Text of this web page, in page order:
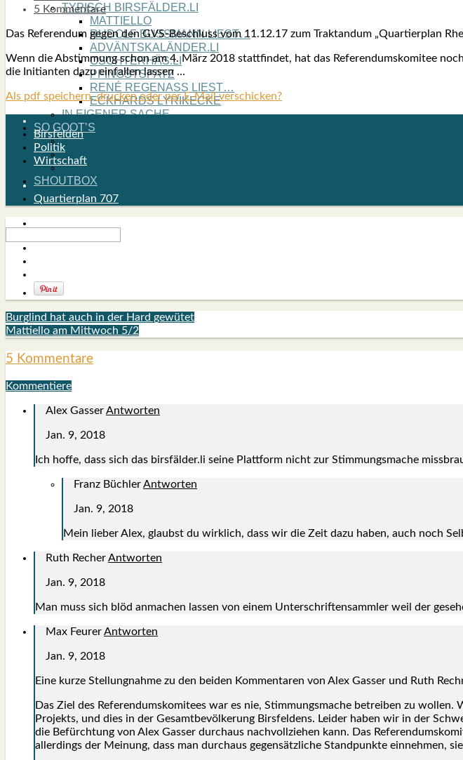
TYPISCH BIRSFÄLDER.LI
MATTIELLO
RUDOLF BUSS­MANN LIEST…
ADVÄNTSKALÄNDER.LI
OSCHTERHÄS.LI
PFINGST­SPATZ
RENÉ REGEN­ASS LIEST…
ECK­HARDS LYRIK­ECKE
IN EIGE­NER SACHE
SO GOOT’S
SPIEL­RE­GELN
DO-IT-YOUR­S­ELF
BIRSFÄLDER.LI-ABO
SHOUT­BOX
5 Kommentare
Das Refe­ren­dum gegen den GVS-Beschluss vom 11.12.17 zum Trak­tan­dum „Quar­tier­plan
Wenn die Abstim­mung schon am 4. März 2018 statt­fin­det, hat das Refe­ren­dums­ko­mi­tee
die Initi­an­ten dazu ein­fal­len las­sen …
Als pdf speichern, drucken oder per E-Mail verschicken?
Birsfelden
Politik
Wirtschaft
Quartierplan 707
Burglind hat auch in der Hard gewütet
Mattiello am Mittwoch 5/2
5 Kommentare
Kommentiere
Alex GasserAntworten
Jan. 9, 2018
Ich hof­fe, dass sich das birsfälder.li sei­ne Platt­form nicht zur Stim­mungs­ma­che
Franz BüchlerAntworten
Jan. 9, 2018
Mein lie­ber Alex, glaubst du wirk­lich, dass wir die Zeit dazu haben, auch noch
Ruth RecherAntworten
Jan. 9, 2018
Man muss sich blöd anma­chen las­sen von einem Unter­schrif­ten­samm­ler weil der
Max FeurerAntworten
Jan. 9, 2018
Eine kur­ze Stel­lung­nah­me zu den bei­den Kom­men­ta­ren von Alex Gas­ser und Ruth
Das Ziel des Refe­ren­dums­ko­mi­tees war es nie, Stim­mungs­ma­che betrei­ben zu
Pro­jekts, und dies in der Gesamt­be­völ­ke­rung Birs­fel­dens. Lei­der haben wir in der
die Befürch­tung von Alex Gas­ser durch­aus nach­voll­zie­hen kann. Das
aller­dings der Mei­nung, dass man durch­aus gegen­sätz­li­che Stand­punk­te ein­neh­men,